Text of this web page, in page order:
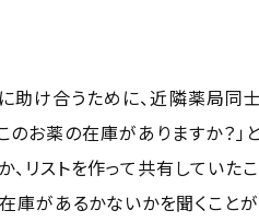
助け合うために、近隣薬局同
のお薬の在庫がありますか？
、リストを作って共有していた
庫があるかないかを聞くことが